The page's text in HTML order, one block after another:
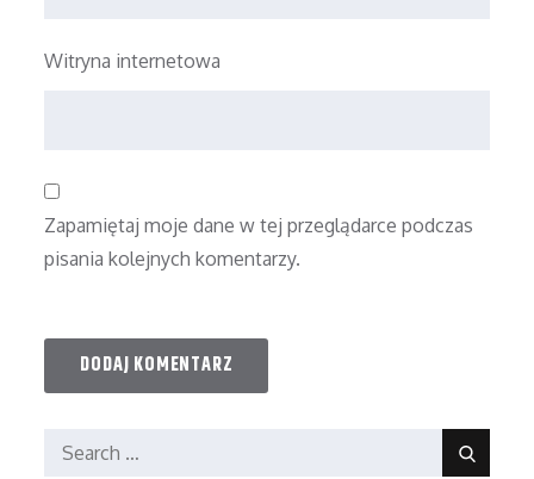
Witryna internetowa
Zapamiętaj moje dane w tej przeglądarce podczas
pisania kolejnych komentarzy.
Search
Search